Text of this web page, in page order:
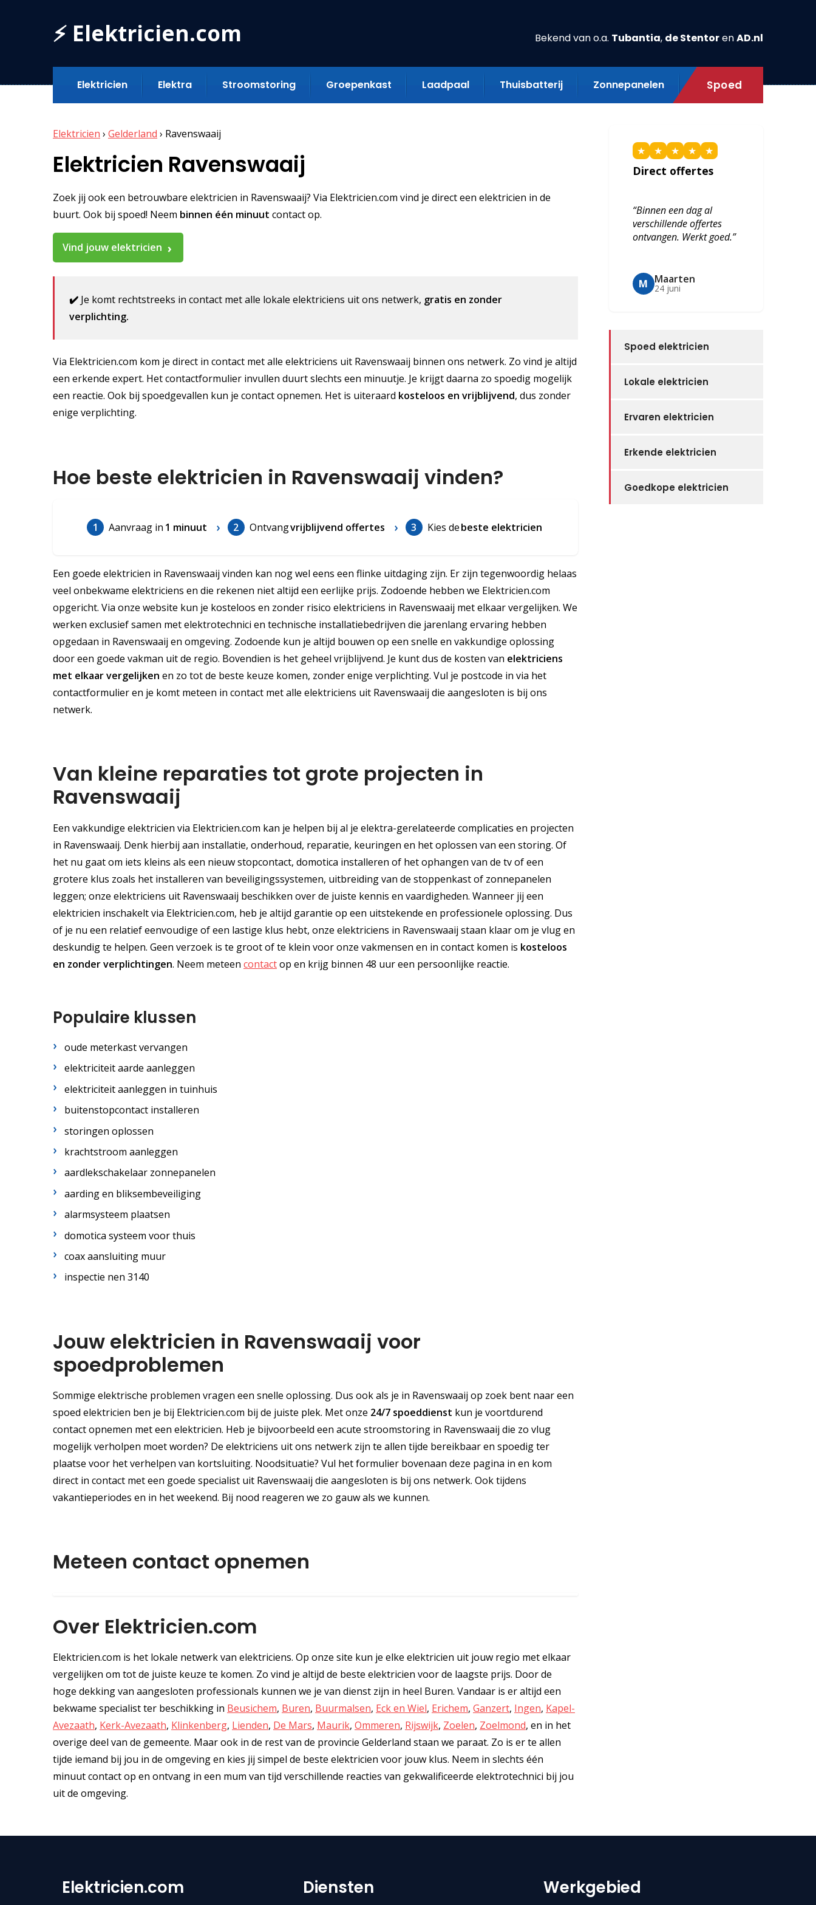
⚡ Elektricien.com Bekend van o.a. Tubantia, de StentorenAD.nl
Elektricien Elektra Stroomstoring Groepenkast Laadpaal Thuisbatterij Zonnepanelen Spoed
Elektricien › Gelderland › Ravenswaaij
Elektricien Ravenswaaij
Zoek jij ook een betrouwbare elektricien in Ravenswaaij? Via Elektricien.com vind je direct een elektricien in de
buurt. Ook bij spoed! Neem binnen één minuut contact op.
Vind jouw elektricien
✔️ Je komt rechtstreeks in contact met alle lokale elektriciens uit ons netwerk, gratis en zonder
verplichting.
Via Elektricien.com kom je direct in contact met alle elektriciens uit Ravenswaaij binnen ons netwerk. Zo vind je altijd
een erkende expert. Het contactformulier invullen duurt slechts een minuutje. Je krijgt daarna zo spoedig mogelijk
een reactie. Ook bij spoedgevallen kun je contact opnemen. Het is uiteraard kosteloos en vrijblijvend, dus zonder
enige verplichting.
Hoe beste elektricien in Ravenswaaij vinden?
1 Aanvraag in 1 minuut 2 Ontvangvrijblijvend offertes 3 Kies debeste elektricien
Een goede elektricien in Ravenswaaij vinden kan nog wel eens een flinke uitdaging zijn. Er zijn tegenwoordig helaas
veel onbekwame elektriciens en die rekenen niet altijd een eerlijke prijs. Zodoende hebben we Elektricien.com
opgericht. Via onze website kun je kosteloos en zonder risico elektriciens in Ravenswaaij met elkaar vergelijken. We
werken exclusief samen met elektrotechnici en technische installatiebedrijven die jarenlang ervaring hebben
opgedaan in Ravenswaaij en omgeving. Zodoende kun je altijd bouwen op een snelle en vakkundige oplossing
door een goede vakman uit de regio. Bovendien is het geheel vrijblijvend. Je kunt dus de kosten van elektriciens
met elkaar vergelijken en zo tot de beste keuze komen, zonder enige verplichting. Vul je postcode in via het
contactformulier en je komt meteen in contact met alle elektriciens uit Ravenswaaij die aangesloten is bij ons
netwerk.
Van kleine reparaties tot grote projecten in
Ravenswaaij
Een vakkundige elektricien via Elektricien.com kan je helpen bij al je elektra-gerelateerde complicaties en projecten
in Ravenswaaij. Denk hierbij aan installatie, onderhoud, reparatie, keuringen en het oplossen van een storing. Of
het nu gaat om iets kleins als een nieuw stopcontact, domotica installeren of het ophangen van de tv of een
grotere klus zoals het installeren van beveiligingssystemen, uitbreiding van de stoppenkast of zonnepanelen
leggen; onze elektriciens uit Ravenswaaij beschikken over de juiste kennis en vaardigheden. Wanneer jij een
elektricien inschakelt via Elektricien.com, heb je altijd garantie op een uitstekende en professionele oplossing. Dus
of je nu een relatief eenvoudige of een lastige klus hebt, onze elektriciens in Ravenswaaij staan klaar om je vlug en
deskundig te helpen. Geen verzoek is te groot of te klein voor onze vakmensen en in contact komen is kosteloos
en zonder verplichtingen. Neem meteen contactop en krijg binnen 48 uur een persoonlijke reactie.
Populaire klussen
oude meterkast vervangen
elektriciteit aarde aanleggen
elektriciteit aanleggen in tuinhuis
buitenstopcontact installeren
storingen oplossen
krachtstroom aanleggen
aardlekschakelaar zonnepanelen
aarding en bliksembeveiliging
alarmsysteem plaatsen
domotica systeem voor thuis
coax aansluiting muur
inspectie nen 3140
Jouw elektricien in Ravenswaaij voor
spoedproblemen
Sommige elektrische problemen vragen een snelle oplossing. Dus ook als je in Ravenswaaij op zoek bent naar een
spoed elektricien ben je bij Elektricien.com bij de juiste plek. Met onze 24/7 spoeddienst kun je voortdurend
contact opnemen met een elektricien. Heb je bijvoorbeeld een acute stroomstoring in Ravenswaaij die zo vlug
mogelijk verholpen moet worden? De elektriciens uit ons netwerk zijn te allen tijde bereikbaar en spoedig ter
plaatse voor het verhelpen van kortsluiting. Noodsituatie? Vul het formulier bovenaan deze pagina in en kom
direct in contact met een goede specialist uit Ravenswaaij die aangesloten is bij ons netwerk. Ook tijdens
vakantieperiodes en in het weekend. Bij nood reageren we zo gauw als we kunnen.
Meteen contact opnemen
Over Elektricien.com
Elektricien.com is het lokale netwerk van elektriciens. Op onze site kun je elke elektricien uit jouw regio met elkaar
vergelijken om tot de juiste keuze te komen. Zo vind je altijd de beste elektricien voor de laagste prijs. Door de
hoge dekking van aangesloten professionals kunnen we je van dienst zijn in heel Buren. Vandaar is er altijd een
bekwame specialist ter beschikking in Beusichem, Buren, Buurmalsen, Eck en Wiel, Erichem, Ganzert, Ingen, Kapel-
Avezaath, Kerk-Avezaath, Klinkenberg, Lienden, De Mars, Maurik, Ommeren, Rijswijk, Zoelen, Zoelmond, en in het
overige deel van de gemeente. Maar ook in de rest van de provincie Gelderland staan we paraat. Zo is er te allen
tijde iemand bij jou in de omgeving en kies jij simpel de beste elektricien voor jouw klus. Neem in slechts één
minuut contact op en ontvang in een mum van tijd verschillende reacties van gekwalificeerde elektrotechnici bij jou
uit de omgeving.
★ ★ ★ ★ ★
Direct offertes
“Binnen een dag al
verschillende offertes
ontvangen. Werkt goed.”
M Maarten
24 juni
Spoed elektricien
Lokale elektricien
Ervaren elektricien
Erkende elektricien
Goedkope elektricien
Elektricien.com Diensten Werkgebied